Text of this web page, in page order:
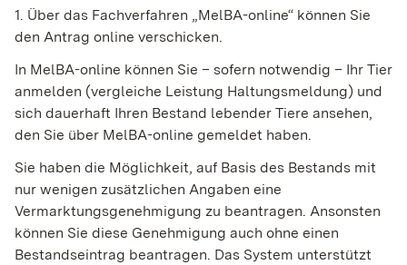
1. Über das Fachverfahren „MelBA-online“ können Sie
den Antrag online verschicken.
In MelBA-online können Sie – sofern notwendig – Ihr Tier
anmelden (vergleiche Leistung Haltungsmeldung) und
sich dauerhaft Ihren Bestand lebender Tiere ansehen,
den Sie über MelBA-online gemeldet haben.
Sie haben die Möglichkeit, auf Basis des Bestands mit
nur wenigen zusätzlichen Angaben eine
Vermarktungsgenehmigung zu beantragen. Ansonsten
können Sie diese Genehmigung auch ohne einen
Bestandseintrag beantragen. Das System unterstützt